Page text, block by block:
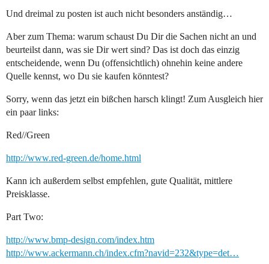
Und dreimal zu posten ist auch nicht besonders anständig…
Aber zum Thema: warum schaust Du Dir die Sachen nicht an und
beurteilst dann, was sie Dir wert sind? Das ist doch das einzig
entscheidende, wenn Du (offensichtlich) ohnehin keine andere
Quelle kennst, wo Du sie kaufen könntest?
Sorry, wenn das jetzt ein bißchen harsch klingt! Zum Ausgleich hier
ein paar links:
Red//Green
http://www.red-green.de/home.html
Kann ich außerdem selbst empfehlen, gute Qualität, mittlere
Preisklasse.
Part Two:
http://www.bmp-design.com/index.htm
http://www.ackermann.ch/index.cfm?navid=232&type=det…